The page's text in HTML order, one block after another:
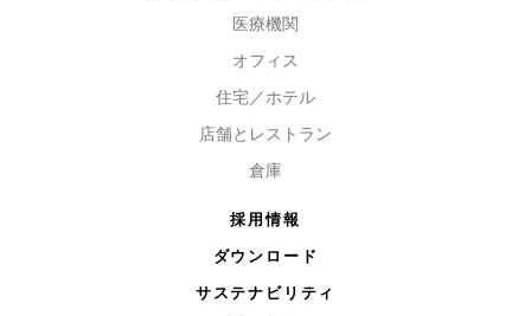
医療機関
オフィス
住宅／ホテル
店舗とレストラン
倉庫
採用情報
ダウンロード
サステナビリティ